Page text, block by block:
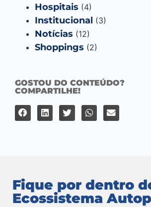
Hospitais (4)
Institucional (3)
Notícias (12)
Shoppings (2)
GOSTOU DO CONTEÚDO?
COMPARTILHE!
Fique por dentro
Ecossistema